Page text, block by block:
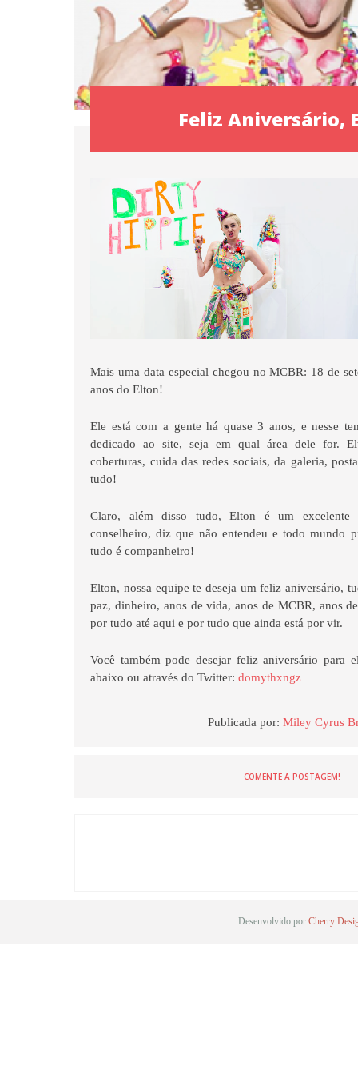
Feliz Aniversário,
Mais uma data especial chegou no MCBR: 18 de
anos do Elton!
Ele está com a gente há quase 3 anos, e nesse
dedicado ao site, seja em qual área dele for.
coberturas, cuida das redes sociais, da galeria,
tudo!
Claro, além disso tudo, Elton é um excelente
conselheiro, diz que não entendeu e todo mundo
tudo é companheiro!
Elton, nossa equipe te deseja um feliz aniversário,
paz, dinheiro, anos de vida, anos de MCBR, anos
por tudo até aqui e por tudo que ainda está por vir.
Você também pode desejar feliz aniversário para
abaixo ou através do Twitter:domythxngz
Publicada por:Miley Cyrus
COMENTE A POSTAGEM!
Desenvolvido por Cherry